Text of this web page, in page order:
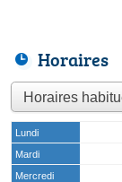
Horaires
Lundi
Mardi
Mercredi